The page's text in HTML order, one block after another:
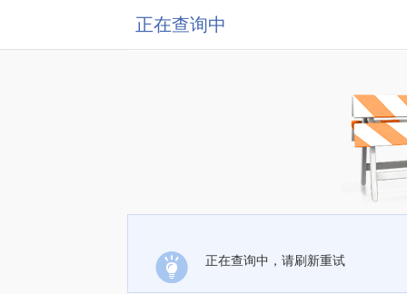
正在查询中
正在查询中，请刷新重试